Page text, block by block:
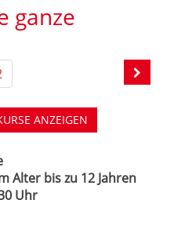
ganze
ANZEIGEN
Alter bis zu 12 Jahren
Uhr